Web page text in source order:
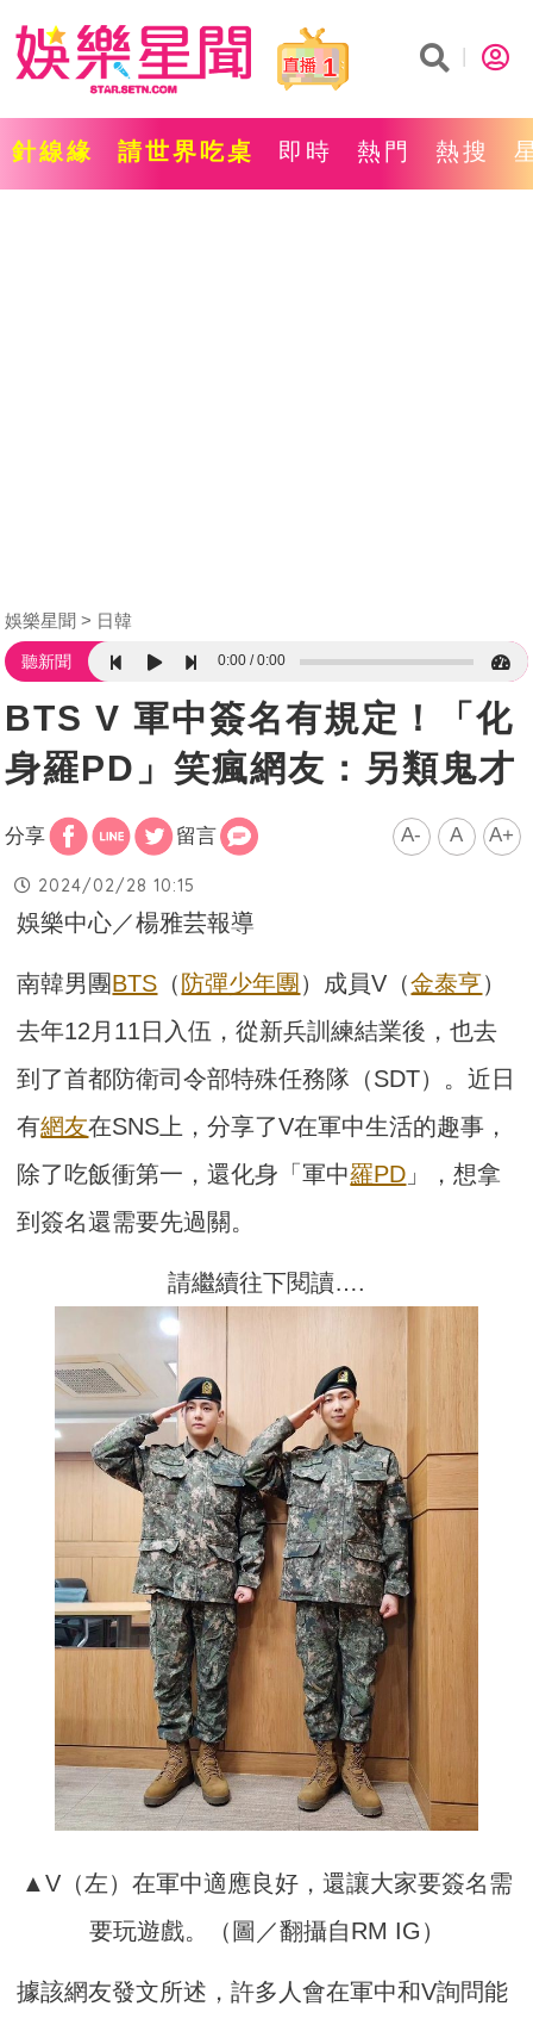
1
針線緣 請世界吃桌 即時 熱門 熱搜
娛樂星聞 日韓
聽新聞 0:00 0:00
BTS V 軍中簽名有規定！「化
身羅PD」笑瘋網友：另類鬼才
分享 留言 A- A A+
2024/02/28 10:15
娛樂中心／楊雅芸報導
南韓男團BTS （ 防彈少年團 ）成員V（金泰亨）
去年12月11日入伍，從新兵訓練結業後，也去
到了首都防衛司令部特殊任務隊（SDT）。近日
有網友在SNS上，分享了V在軍中生活的趣事，
除了吃飯衝第一，還化身「軍中羅PD 」，想拿
到簽名還需要先過關。
請繼續往下閱讀….
▲V（左）在軍中適應良好，還讓大家要簽名需
要玩遊戲。（圖／翻攝自RM IG）
據該網友發文所述，許多人會在軍中和V詢問能